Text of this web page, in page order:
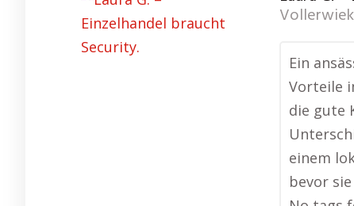
Vollerwiek
Ein
Vorteile
die gute
einem
bevor